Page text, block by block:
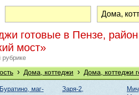
готовые в Пензе, район
мост»
рубрике
› Дома, коттеджи › Дома, коттеджи
Буратино, маг-
Заря-2,